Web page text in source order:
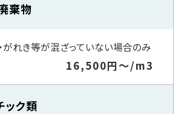
棄物
がれき等が混ざっていない場合のみ
16,500円～/m3
ック類